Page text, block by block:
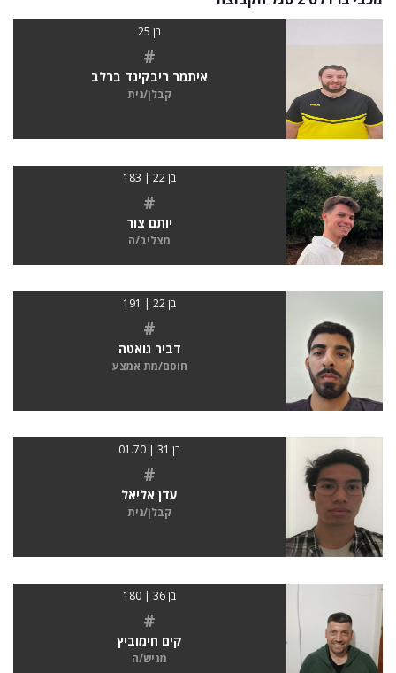
בן 25
#
איתמר ריבקינד ברלב
קבלן/נית
בן 22 | 183
#
יותם צור
מצליב/ה
בן 22 | 191
#
דביר גואטה
חוסם/מת אמצע
בן 31 | 01.70
#
עדן אליאל
קבלן/נית
בן 36 | 180
#
קים חימוביץ
מגיש/ה